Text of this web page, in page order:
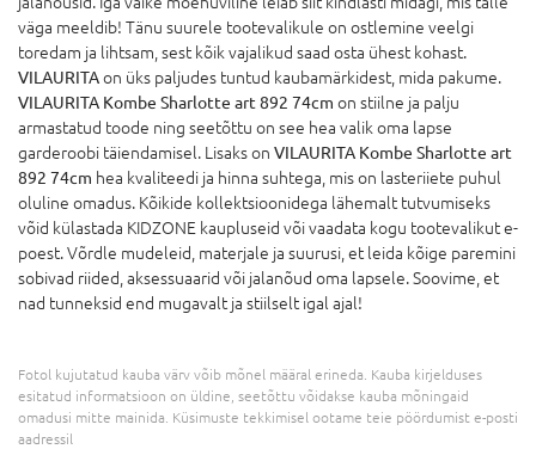
väga meeldib! Tänu suurele tootevalikule on ostlemine veelgi
toredam ja lihtsam, sest kõik vajalikud saad osta ühest kohast.
VILAURITAon üks paljudes tuntud kaubamärkidest, mida pakume.
VILAURITA Kombe Sharlotte art 892 74cm on stiilne ja palju
armastatud toode ning seetõttu on see hea valik oma lapse
garderoobi täiendamisel. Lisaks on VILAURITA Kombe Sharlotte art
892 74cm hea kvaliteedi ja hinna suhtega, mis on lasteriiete puhul
oluline omadus. Kõikide kollektsioonidega lähemalt tutvumiseks
võid külastada KIDZONE kaupluseid või vaadata kogu tootevalikut e-
poest. Võrdle mudeleid, materjale ja suurusi, et leida kõige paremini
sobivad riided, aksessuaarid või jalanõud oma lapsele. Soovime, et
nad tunneksid end mugavalt ja stiilselt igal ajal!
Fotol kujutatud kauba värv võib mõnel määral erineda. Kauba kirjelduses
esitatud informatsioon on üldine, seetõttu võidakse kauba mõningaid
omadusi mitte mainida. Küsimuste tekkimisel ootame teie pöördumist e-posti
aadressil